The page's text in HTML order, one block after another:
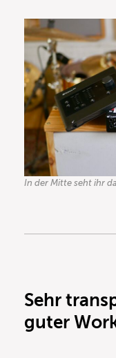
In der Mitte seht ihr
Sehr
guter